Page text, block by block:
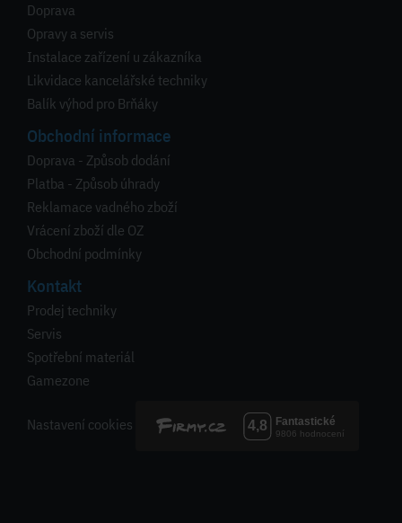
Doprava
Opravy a servis
Instalace zařízení u zákazníka
Likvidace kancelářské techniky
Balík výhod pro Brňáky
Obchodní informace
Doprava - Způsob dodání
Platba - Způsob úhrady
Reklamace vadného zboží
Vrácení zboží dle OZ
Obchodní podmínky
Kontakt
Prodej techniky
Servis
Spotřební materiál
Gamezone
Nastavení cookies